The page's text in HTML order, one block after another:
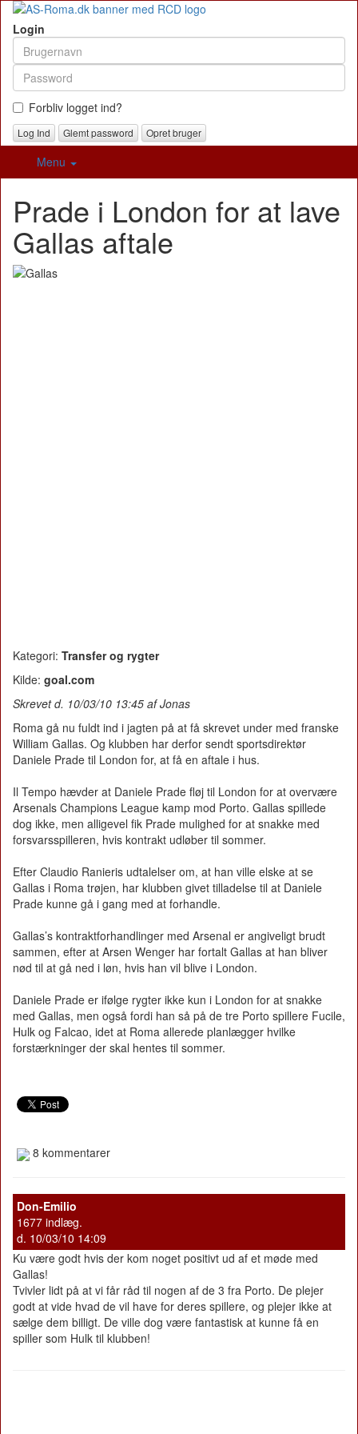
Login
Forbliv logget ind?
Glemt password Opret bruger
Menu
Prade i London for at lave
Gallas aftale
Kategori: Transfer og rygter
Kilde: goal.com
Skrevet d. 10/03/10 13:45 af Jonas
Roma gå nu fuldt ind i jagten på at få skrevet under med franske
William Gallas. Og klubben har derfor sendt sportsdirektør
Daniele Prade til London for, at få en aftale i hus.
Il Tempo hævder at Daniele Prade fløj til London for at overvære
Arsenals Champions League kamp mod Porto. Gallas spillede
dog ikke, men alligevel fik Prade mulighed for at snakke med
forsvarsspilleren, hvis kontrakt udløber til sommer.
Efter Claudio Ranieris udtalelser om, at han ville elske at se
Gallas i Roma trøjen, har klubben givet tilladelse til at Daniele
Prade kunne gå i gang med at forhandle.
Gallas’s kontraktforhandlinger med Arsenal er angiveligt brudt
sammen, efter at Arsen Wenger har fortalt Gallas at han bliver
nød til at gå ned i løn, hvis han vil blive i London.
Daniele Prade er ifølge rygter ikke kun i London for at snakke
med Gallas, men også fordi han så på de tre Porto spillere Fucile,
Hulk og Falcao, idet at Roma allerede planlægger hvilke
forstærkninger der skal hentes til sommer.
8 kommentarer
Don-Emilio
1677 indlæg.
d. 10/03/10 14:09
Ku være godt hvis der kom noget positivt ud af et møde med
Gallas!
Tvivler lidt på at vi får råd til nogen af de 3 fra Porto. De plejer
godt at vide hvad de vil have for deres spillere, og plejer ikke at
sælge dem billigt. De ville dog være fantastisk at kunne få en
spiller som Hulk til klubben!